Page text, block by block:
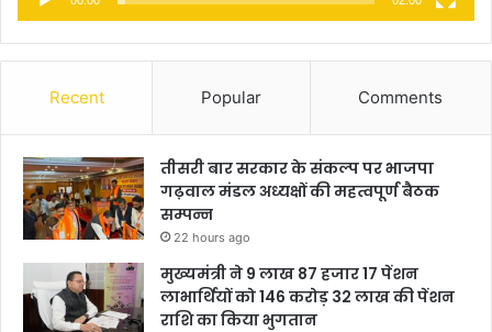
Recent Popular Comments
तीसरी बार सरकार के संकल्प पर भाजपा
गढ़वाल मंडल अध्यक्षों की महत्वपूर्ण बैठक
सम्पन्न
22 hours ago
मुख्यमंत्री ने 9 लाख 87 हजार 17 पेंशन
लाभार्थियों को 146 करोड़ 32 लाख की पेंशन
राशि का किया भुगतान